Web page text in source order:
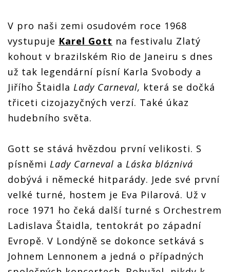
V pro naši zemi osudovém roce 1968
vystupuje Karel Gott na festivalu Zlatý
kohout v brazilském Rio de Janeiru s dnes
už tak legendární písní Karla Svobody a
Jiřího Štaidla Lady Carneval, která se dočká
třiceti cizojazyčných verzí. Také úkaz
hudebního světa.
Gott se stává hvězdou první velikosti. S
písněmi Lady Carneval a Láska bláznivá
dobývá i německé hitparády. Jede své první
velké turné, hostem je Eva Pilarová. Už v
roce 1971 ho čeká další turné s Orchestrem
Ladislava Štaidla, tentokrát po západní
Evropě. V Londýně se dokonce setkává s
Johnem Lennonem a jedná o případných